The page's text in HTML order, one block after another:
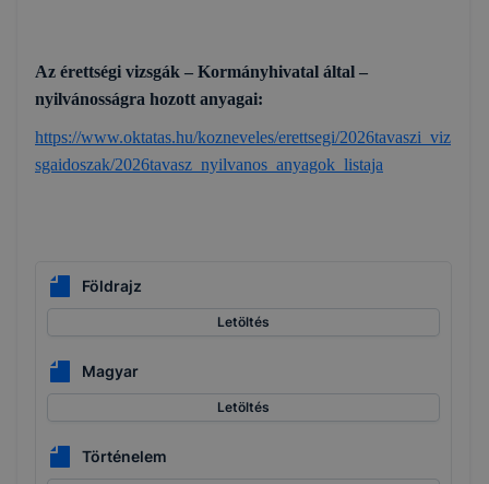
Az érettségi vizsgák – Kormányhivatal által –
nyilvánosságra hozott anyagai:
https://www.oktatas.hu/kozneveles/erettsegi/2026tavaszi_viz
sgaidoszak/2026tavasz_nyilvanos_anyagok_listaja
Földrajz
Letöltés
Magyar
Letöltés
Történelem